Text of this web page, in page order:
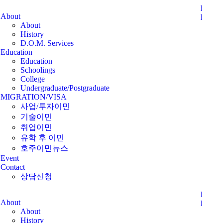
About
About
History
D.O.M. Services
Education
Education
Schoolings
College
Undergraduate/Postgraduate
MIGRATION/VISA
사업/투자이민
기술이민
취업이민
유학 후 이민
호주이민뉴스
Event
Contact
상담신청
About
About
History